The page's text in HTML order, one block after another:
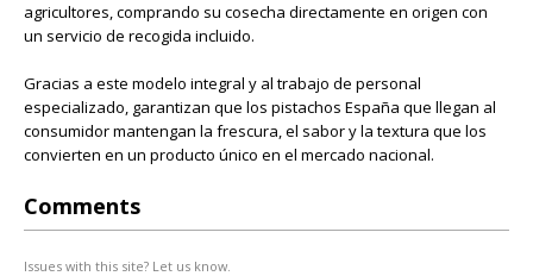
agricultores, comprando su cosecha directamente en origen con
un servicio de recogida incluido.
Gracias a este modelo integral y al trabajo de personal
especializado, garantizan que los pistachos España que llegan al
consumidor mantengan la frescura, el sabor y la textura que los
convierten en un producto único en el mercado nacional.
Comments
Issues with this site? Let us know.